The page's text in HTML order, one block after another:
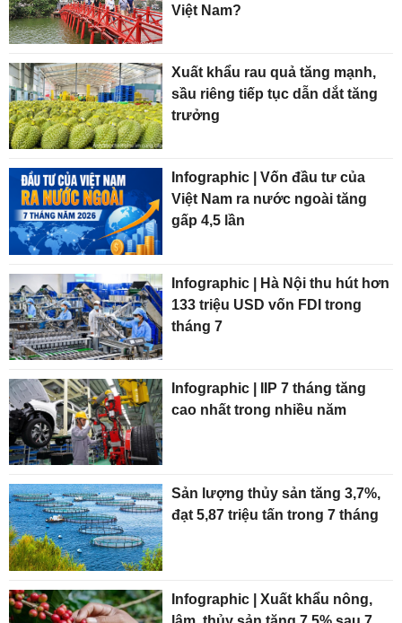
Việt Nam?
Xuất khẩu rau quả tăng mạnh,
sầu riêng tiếp tục dẫn dắt tăng
trưởng
Infographic | Vốn đầu tư của
Việt Nam ra nước ngoài tăng
gấp 4,5 lần
Infographic | Hà Nội thu hút hơn
133 triệu USD vốn FDI trong
tháng 7
Infographic | IIP 7 tháng tăng
cao nhất trong nhiều năm
Sản lượng thủy sản tăng 3,7%,
đạt 5,87 triệu tấn trong 7 tháng
Infographic | Xuất khẩu nông,